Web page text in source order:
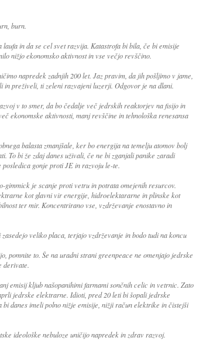
burn.
laufa in da se cel svet razvija. Katastrofa bi bila, če bi emisije
nižjo ekonomsko aktivnost in vse večjo revščino.
napredek zadnjih 200 let. Jaz pravim, da jih pošljimo v jame,
in preživeli, ti zeleni razvajeni luzerji. Odgovor je na dlani.
v to smer, da bo čedalje več jedrskih reaktorjev na fisijo in
ekonomske aktivnosti, manj revščine in tehnološka renesansa
balasta zmanjšale, ker bo energija na temelju atomov bolj
To bi že zdaj danes uživali, če ne bi zganjali panike zaradi
gonje proti JE in razvoju le-te.
gimmick je scanje proti vetru in potrata omejenih resurcov.
kot glavni vir energije, hidroelektararne in plinske kot
ter mir. Koncentrirano vse, vzdrževanje enostavno in
veliko placa, terjajo vzdrževanje in bodo tudi na koncu
pomnite to. Še na uradni strani greenpeace ne omenjajo jedrske
derivate.
emisij kljub našopanihimi farmami sončnih celic in vetrnic. Zato
jedrske elektrarne. Idioti, pred 20 leti bi šopali jedrske
danes imeli polno nižje emisije, nižji račun elektrike in čistejši
ideološke nebuloze uničijo napredek in zdrav razvoj.